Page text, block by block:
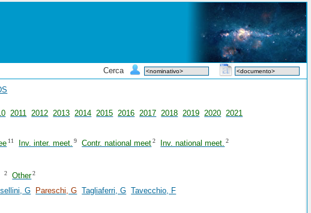
Cerca
2011 2012 2013 2014 2015 2016 2017 2018 2019 2020 2021
11 Inv. inter. meet. 9 Contr. national meet 2 Inv. national meet. 2
2 Other2
G Pareschi, G Tagliaferri, G Tavecchio, F